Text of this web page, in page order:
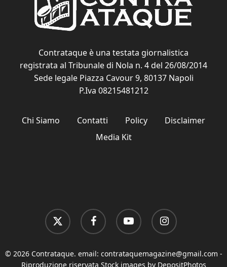
Contrataque è una testata giornalistica
registrata al Tribunale di Nola n. 4 del 26/08/2014
Sede legale Piazza Cavour 9, 80137 Napoli
P.Iva 08215481212
Chi Siamo Contatti Policy
Disclaimer
Media Kit
x-
twitter
facebook youtube instagram
© 2026 Contrataque. email: contrataquemagazine@gmail.com -
Riproduzione riservata Stock images by DepositPhotos